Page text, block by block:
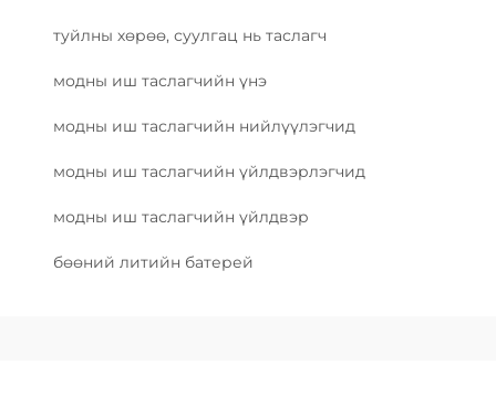
туйлны хөрөө, суулгац нь таслагч
модны иш таслагчийн үнэ
модны иш таслагчийн нийлүүлэгчид
модны иш таслагчийн үйлдвэрлэгчид
модны иш таслагчийн үйлдвэр
бөөний литийн батерей